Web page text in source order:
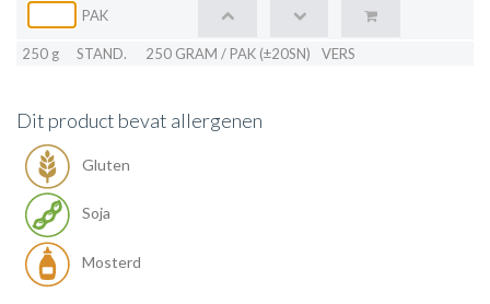
PAK
250 g STAND. 250 GRAM / PAK (±20SN) VERS
Dit product bevat allergenen
Gluten
Soja
Mosterd